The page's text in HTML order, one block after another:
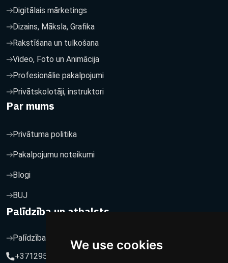
We use cookies
Digitālais mārketings
Dizains, Māksla, Grafika
Rakstīšana un tulkošana
Video, Foto un Animācija
Profesionālie pakalpojumi
Privātskolotāji, instruktori
Par mums
Privātuma politika
Pakalpojumu noteikumi
Blogi
BUJ
Palīdzība un atbalsts
Palīdzība un atbalsts
+37129564547